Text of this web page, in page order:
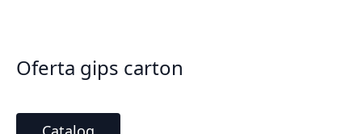
Oferta gips carton